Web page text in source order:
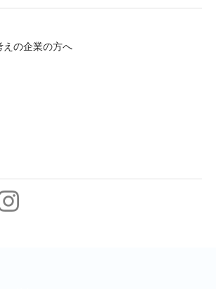
えの企業の方へ